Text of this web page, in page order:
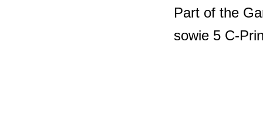
Part of the
sowie 5 C-